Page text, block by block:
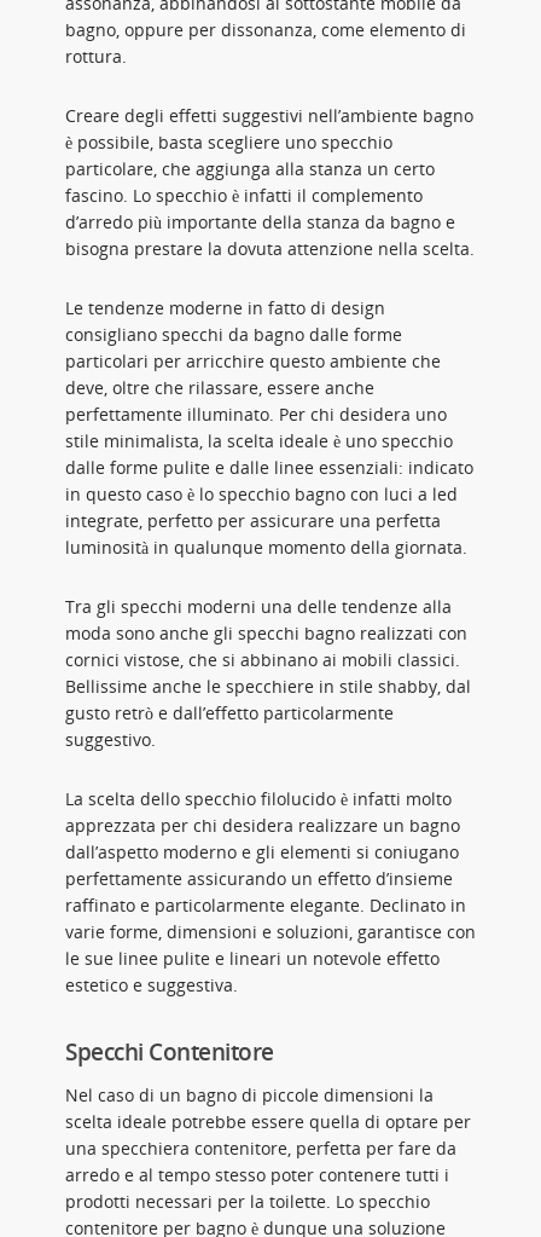
bagno, oppure per dissonanza, come elemento di
rottura.
Creare degli effetti suggestivi nell’ambiente bagno
è possibile, basta scegliere uno specchio
particolare, che aggiunga alla stanza un certo
fascino. Lo specchio è infatti il complemento
d’arredo più importante della stanza da bagno e
bisogna prestare la dovuta attenzione nella scelta.
Le tendenze moderne in fatto di design
consigliano specchi da bagno dalle forme
particolari per arricchire questo ambiente che
deve, oltre che rilassare, essere anche
perfettamente illuminato. Per chi desidera uno
stile minimalista, la scelta ideale è uno specchio
dalle forme pulite e dalle linee essenziali: indicato
in questo caso è lo specchio bagno con luci a led
integrate, perfetto per assicurare una perfetta
luminosità in qualunque momento della giornata.
Tra gli specchi moderni una delle tendenze alla
moda sono anche gli specchi bagno realizzati con
cornici vistose, che si abbinano ai mobili classici.
Bellissime anche le specchiere in stile shabby, dal
gusto retrò e dall’effetto particolarmente
suggestivo.
La scelta dello specchio filolucido è infatti molto
apprezzata per chi desidera realizzare un bagno
dall’aspetto moderno e gli elementi si coniugano
perfettamente assicurando un effetto d’insieme
raffinato e particolarmente elegante. Declinato in
varie forme, dimensioni e soluzioni, garantisce con
le sue linee pulite e lineari un notevole effetto
estetico e suggestiva.
Specchi Contenitore
Nel caso di un bagno di piccole dimensioni la
scelta ideale potrebbe essere quella di optare per
una specchiera contenitore, perfetta per fare da
arredo e al tempo stesso poter contenere tutti i
prodotti necessari per la toilette. Lo specchio
contenitore per bagno è dunque una soluzione